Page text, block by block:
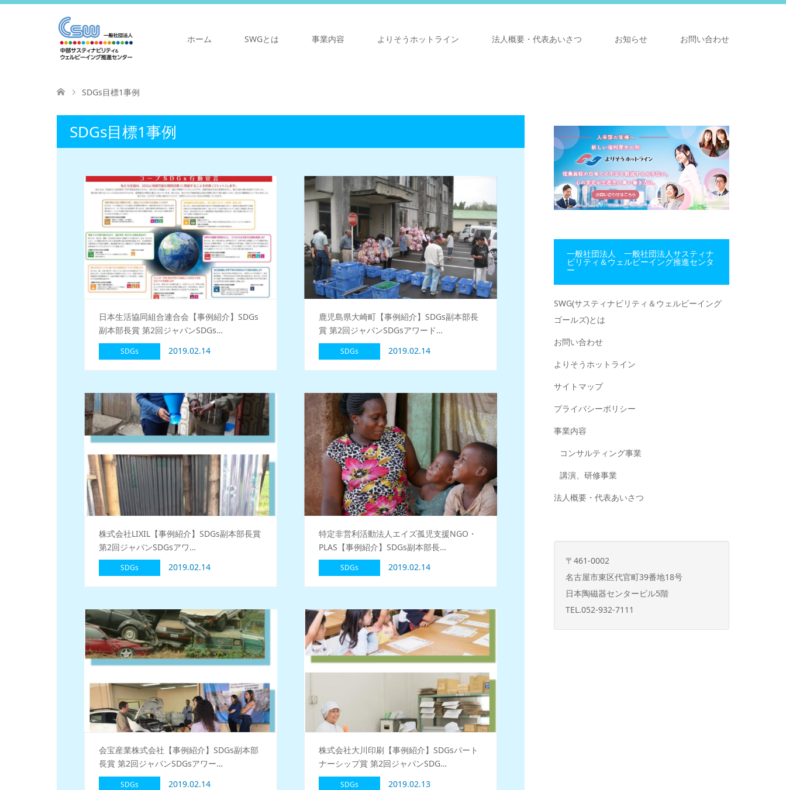
ホーム SWGとは 事業内容 よりそうホットライン 法人概要・代表あいさつ お知らせ お問い合わせ
SDGs目標1事例
SDGs目標1事例
日本生活協同組合連合会【事例紹介】SDGs
副本部長賞 第2回ジャパンSDGs…
SDGs 2019.02.14
鹿児島県大崎町【事例紹介】SDGs副本部長
賞 第2回ジャパンSDGsアワード…
SDGs 2019.02.14
株式会社LIXIL【事例紹介】SDGs副本部長賞
第2回ジャパンSDGsアワ…
SDGs 2019.02.14
特定非営利活動法人エイズ孤児支援NGO・
PLAS【事例紹介】SDGs副本部長…
SDGs 2019.02.14
会宝産業株式会社【事例紹介】SDGs副本部
長賞 第2回ジャパンSDGsアワー…
SDGs 2019.02.14
株式会社大川印刷【事例紹介】SDGsパート
ナーシップ賞 第2回ジャパンSDG…
SDGs 2019.02.13
一般社団法人 一般社団法人サスティナ
ビリティ＆ウェルビーイング推進センタ
ー
SWG(サスティナビリティ＆ウェルビーイング
ゴールズ)とは
お問い合わせ
よりそうホットライン
サイトマップ
プライバシーポリシー
事業内容
コンサルティング事業
講演、研修事業
法人概要・代表あいさつ
〒461-0002
名古屋市東区代官町39番地18号
日本陶磁器センタービル5階
TEL.052-932-7111